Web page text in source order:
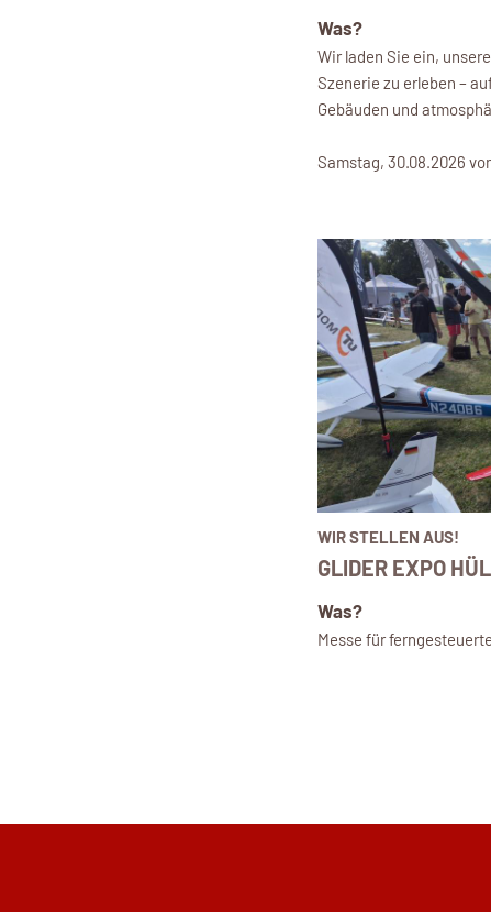
Was?
Wir laden Sie ein,
Szenerie zu erleben –
Gebäuden und
Samstag, 30.08.2026
WIR STELLEN AUS!
GLIDER EXPO
Was?
Messe für